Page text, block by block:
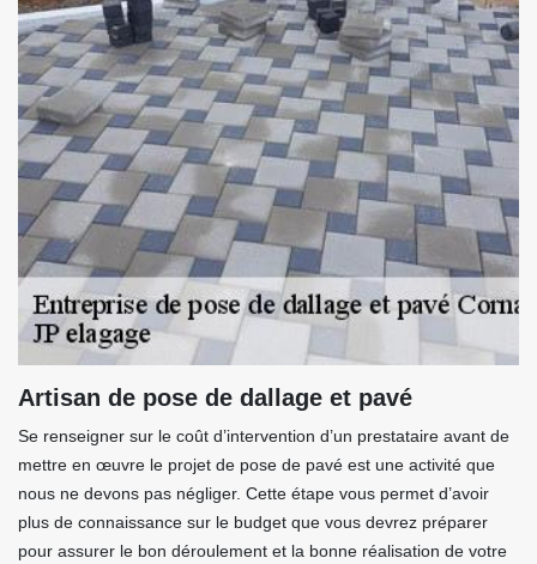
Artisan de pose de dallage et pavé
Se renseigner sur le coût d’intervention d’un prestataire avant de
mettre en œuvre le projet de pose de pavé est une activité que
nous ne devons pas négliger. Cette étape vous permet d’avoir
plus de connaissance sur le budget que vous devrez préparer
pour assurer le bon déroulement et la bonne réalisation de votre